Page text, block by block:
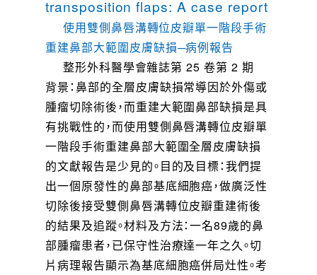
transposition flaps: A case report
使用雙側鼻唇溝轉位皮瓣單一階段手術
重建鼻部大範圍皮膚缺損─病例報告
整形外科醫學會雜誌第 25 卷第 2 期
背景：鼻部的全層皮膚缺損常導因於外傷或
腫瘤切除術後，而重建大範圍鼻部缺損是具
有挑戰性的，而使用雙側鼻唇溝轉位皮瓣單
一階段手術重建鼻部大範圍全層皮膚缺損
的文獻報告是少見的。目的及目標：我們提
出一個原發性的鼻部基底細胞癌，做廣泛性
切除後接受雙側鼻唇溝轉位皮瓣重建術後
的結果及追蹤。材料及方法：一名89歲的鼻
部腫瘤患者，已保守性治療達一年之久。切
片病理報告顯示為基底細胞癌併局灶性。考